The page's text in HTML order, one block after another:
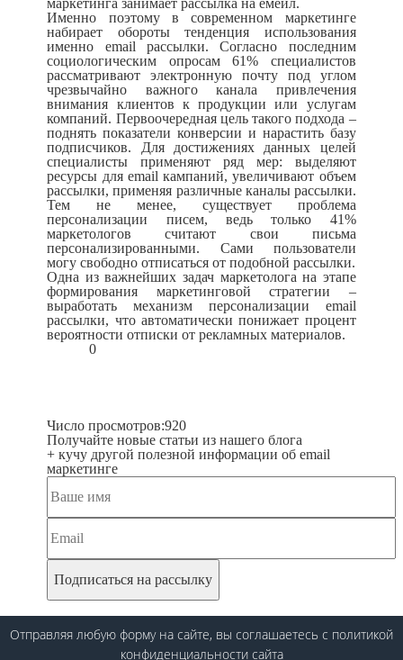
маркетинга занимает рассылка на емейл.
Именно поэтому в современном маркетинге
набирает обороты тенденция использования
именно email рассылки. Согласно последним
социологическим опросам 61% специалистов
рассматривают электронную почту под углом
чрезвычайно важного канала привлечения
внимания клиентов к продукции или услугам
компаний. Первоочередная цель такого подхода –
поднять показатели конверсии и нарастить базу
подписчиков. Для достижениях данных целей
специалисты применяют ряд мер: выделяют
ресурсы для email кампаний, увеличивают объем
рассылки, применяя различные каналы рассылки.
Тем не менее, существует проблема
персонализации писем, ведь только 41%
маркетологов считают свои письма
персонализированными. Сами пользователи
могу свободно отписаться от подобной рассылки.
Одна из важнейших задач маркетолога на этапе
формирования маркетинговой стратегии –
выработать механизм персонализации email
рассылки, что автоматически понижает процент
вероятности отписки от рекламных материалов.
0
Число просмотров:920
Получайте новые статьи из нашего блога
+ кучу другой полезной информации об email
маркетинге
Отправляя любую форму на сайте, вы соглашаетесь с политикой
конфиденциальностисайта